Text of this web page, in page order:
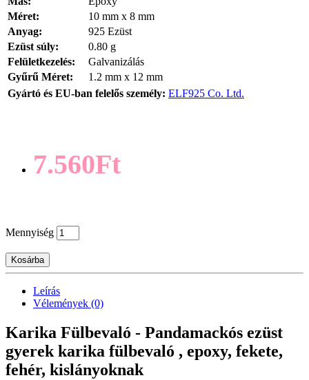
Méret:
10 mm x 8 mm
Anyag:
925 Ezüst
Ezüst súly:
0.80 g
Felületkezelés:
Galvanizálás
Gyűrű Méret:
1.2 mm x 12 mm
Gyártó és EU-ban felelős személy: ELF925 Co. Ltd.
7.560Ft
Mennyiség
Kosárba
Leírás
Vélemények (0)
Karika Fülbevaló - Pandamackós ezüst
gyerek karika fülbevaló , epoxy, fekete,
fehér, kislányoknak